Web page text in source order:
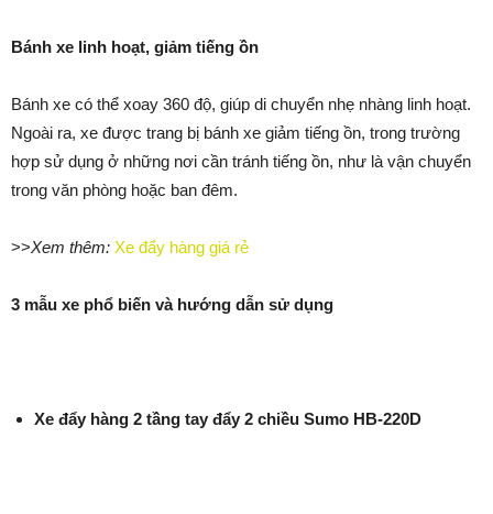
Bánh xe linh hoạt, giảm tiếng ồn
Bánh xe có thể xoay 360 độ, giúp di chuyển nhẹ nhàng linh hoạt.
Ngoài ra, xe được trang bị bánh xe giảm tiếng ồn, trong trường
hợp sử dụng ở những nơi cần tránh tiếng ồn, như là vận chuyển
trong văn phòng hoặc ban đêm.
>>Xem thêm: Xe đẩy hàng giá rẻ
3 mẫu xe phổ biến và hướng dẫn sử dụng
Xe đẩy hàng 2 tầng tay đẩy 2 chiều Sumo HB-220D